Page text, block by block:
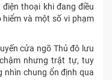
thoại khi đang điều
hiểm và một số vi phạm
cửa ngõ Thủ đô lưu
nhưng trật tự, tuy
nhìn chung ổn định qua